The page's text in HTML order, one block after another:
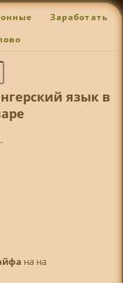
Заработать
язык в
на на